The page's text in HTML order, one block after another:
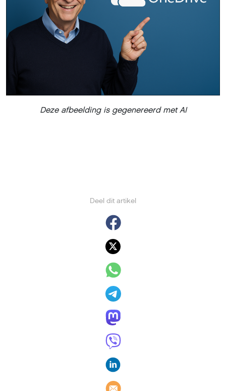
Deel dit artikel
Deze afbeelding is gegenereerd met AI